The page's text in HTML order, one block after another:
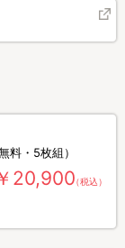
料・5枚組）
20,900（税込）